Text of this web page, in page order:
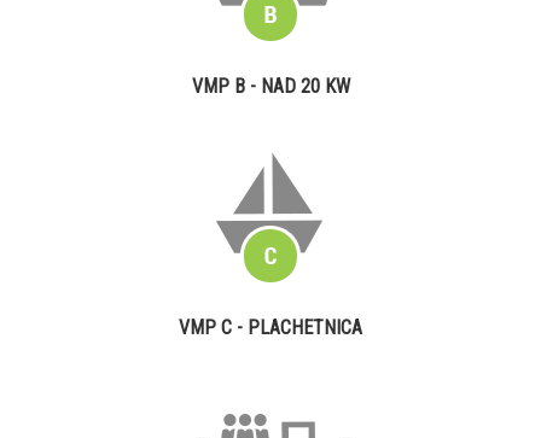
VMP B - NAD 20 KW
VMP C - PLACHETNICA